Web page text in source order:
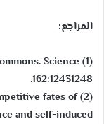
المراجع:
Science
162:12431248.
fates of
and self-induced